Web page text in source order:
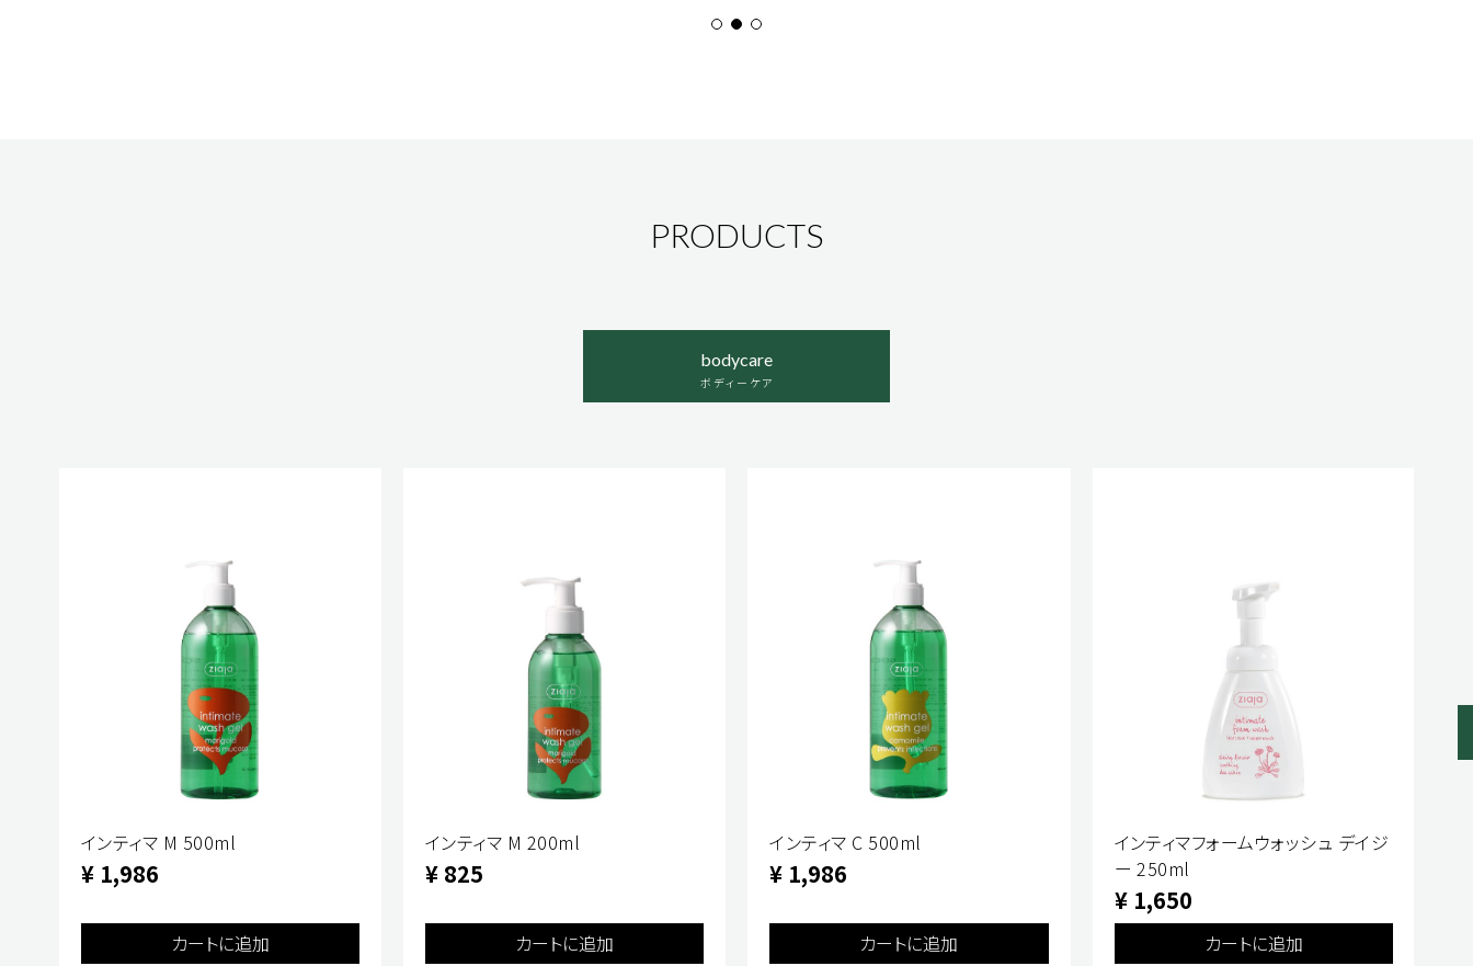
PRODUCTS
bodycare
ボディーケア
インティマ M 500ml
¥ 1,986
カートに追加
インティマ M 200ml
¥ 825
カートに追加
インティマ C 500ml
¥ 1,986
カートに追加
インティマフォームウォッシュ デイジ
ー 250ml
¥ 1,650
カートに追加
ゴートミルクナイトクリーム
¥ 1,540
ゴートミルクフェイスマスク
¥ 1,320
ゴートミルクヘアマスク
¥ 1,540